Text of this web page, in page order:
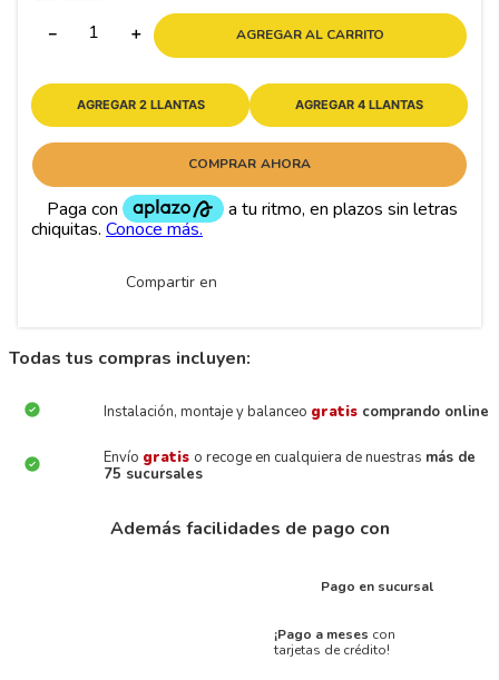
＋
－ AGREGAR AL CARRITO
AGREGAR 2 LLANTAS AGREGAR 4 LLANTAS
COMPRAR AHORA
Compartir en
Todas tus compras incluyen:
Instalación, montaje y balanceo gratis comprando online
Envío gratis o recoge en cualquiera de nuestras más de
75 sucursales
Además facilidades de pago con
Pago en sucursal
¡Pago a meses con
tarjetas de crédito!